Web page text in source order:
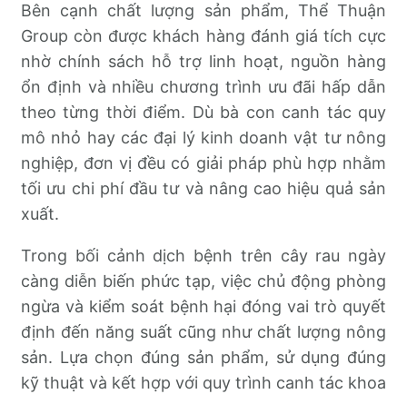
Bên cạnh chất lượng sản phẩm, Thể Thuận
Group còn được khách hàng đánh giá tích cực
nhờ chính sách hỗ trợ linh hoạt, nguồn hàng
ổn định và nhiều chương trình ưu đãi hấp dẫn
theo từng thời điểm. Dù bà con canh tác quy
mô nhỏ hay các đại lý kinh doanh vật tư nông
nghiệp, đơn vị đều có giải pháp phù hợp nhằm
tối ưu chi phí đầu tư và nâng cao hiệu quả sản
xuất.
Trong bối cảnh dịch bệnh trên cây rau ngày
càng diễn biến phức tạp, việc chủ động phòng
ngừa và kiểm soát bệnh hại đóng vai trò quyết
định đến năng suất cũng như chất lượng nông
sản. Lựa chọn đúng sản phẩm, sử dụng đúng
kỹ thuật và kết hợp với quy trình canh tác khoa